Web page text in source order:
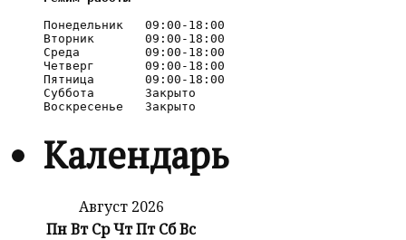
Понедельник   09:00-18:00
Вторник       09:00-18:00
Среда         09:00-18:00
Четверг       09:00-18:00
Пятница       09:00-18:00
Суббота       Закрыто
Календарь
Август 2026
ПнВт СрЧтПт СбВс